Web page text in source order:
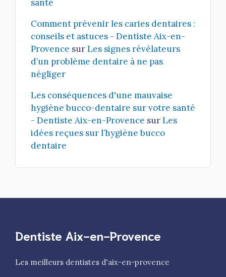
santé
Comment prévenir les caries dentaires :
conseils et astuces - Dentiste Aix-en-
Provence surLes signes révélateurs
d’un problème dentaire à ne pas
négliger
Les conséquences d'une mauvaise
hygiène bucco-dentaire sur votre santé
- Dentiste Aix-en-Provence surLes
idées reçues sur l’hygiène bucco
dentaire
Dentiste Aix-en-Provence
Les meilleurs dentistes d'aix-en-provence